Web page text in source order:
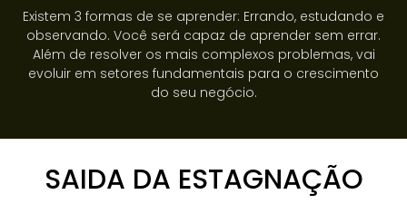
Existem 3 formas de se aprender: Errando, estudando e
observando. Você será capaz de aprender sem errar.
Além de resolver os mais complexos problemas, vai
evoluir em setores fundamentais para o crescimento
do seu negócio.
SAIDA DA ESTAGNAÇÃO